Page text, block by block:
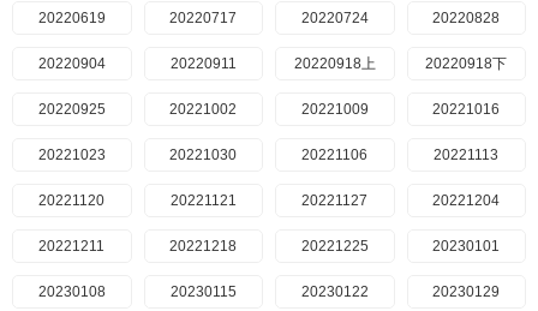
20220619 20220717 20220724 20220828
20220904 20220911 20220918上 20220918下
20220925 20221002 20221009 20221016
20221023 20221030 20221106 20221113
20221120 20221121 20221127 20221204
20221211 20221218 20221225 20230101
20230108 20230115 20230122 20230129